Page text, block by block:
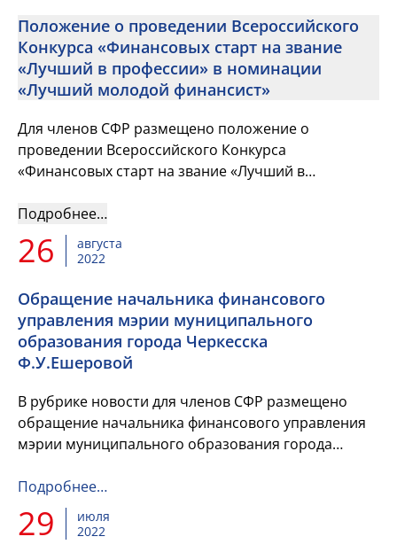
Положение о проведении Всероссийского
Конкурса «Финансовых старт на звание
«Лучший в профессии» в номинации
«Лучший молодой финансист»
Для членов СФР размещено положение о
проведении Всероссийского Конкурса
«Финансовых старт на звание «Лучший в
финансист» (утверждено 30 августа 2022 г.)
Подробнее…
26
августа
2022
Обращение начальника финансового
управления мэрии муниципального
образования города Черкесска
Ф.У.Ешеровой
В рубрике новости для членов СФР размещено
обращение начальника финансового управления
мэрии муниципального образования города
затрат на финансирование благоу...
Подробнее…
29
июля
2022